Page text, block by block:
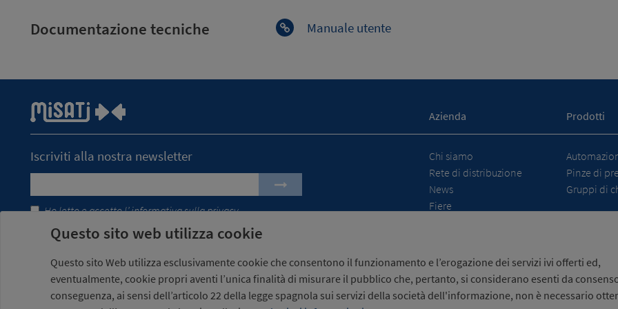
Documentazione tecniche Manuale utente
Azienda Prodotti
Iscriviti alla nostra newsletter
Ho letto e accetto l’informativa sulla privacy
Misati S.L. Tutti i diritti riservati/Avviso legale/informativa sulla privacy /Informativa sui cookie
Chi siamo
Rete di distribuzione
News
Fiere
Pinze di
Gruppi di
Questo sito web utilizza cookie
Questo sito Web utilizza esclusivamente cookie che consentono il funzionamento e l’erogazione dei servizi ivi offerti ed,
eventualmente, cookie propri aventi l’unica finalità di misurare il pubblico che, pertanto, si considerano esenti da
conseguenza, ai sensi dell’articolo 22 della legge spagnola sui servizi della società dell'informazione, non è necessario